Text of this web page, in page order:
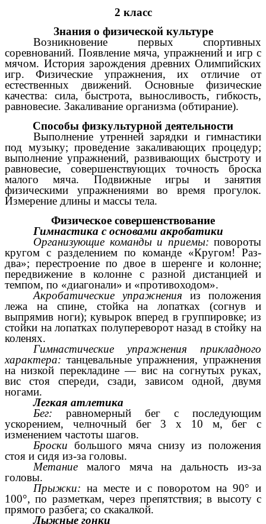
2 класс
Знания о физической культуре
Возникновение первых спортивных
соревнований. Появление мяча, упражнений и игр с
мячом. История зарождения древних Олимпийских
игр. Физические упражнения, их отличие от
естественных движений. Основные физические
качества: сила, быстрота, выносливость, гибкость,
равновесие. Закаливание организма (обтирание).
Способы физкультурной деятельности
Выполнение утренней зарядки и гимнастики
под музыку; проведение закаливающих процедур;
выполнение упражнений, развивающих быстроту и
равновесие, совершенствующих точность броска
малого мяча. Подвижные игры и занятия
физическими упражнениями во время прогулок.
Измерение длины и массы тела.
Физическое совершенствование
Гимнастика с основами акробатики
Организующие команды и приемы: повороты
кругом с разделением по команде «Кругом! Раз-
два»; перестроение по двое в шеренге и колонне;
передвижение в колонне с разной дистанцией и
темпом, по «диагонали» и «противоходом».
Акробатические упражнения из положения
лежа на спине, стойка на лопатках (согнув и
выпрямив ноги); кувырок вперед в группировке; из
стойки на лопатках полупереворот назад в стойку на
коленях.
Гимнастические упражнения прикладного
характера: танцевальные упражнения, упражнения
на низкой перекладине — вис на согнутых руках,
вис стоя спереди, сзади, зависом одной, двумя
ногами.
Легкая атлетика
Бег: равномерный бег с последующим
ускорением, челночный бег 3 х 10 м, бег с
изменением частоты шагов.
Броски большого мяча снизу из положения
стоя и сидя из-за головы.
Метание малого мяча на дальность из-за
головы.
Прыжки: на месте и с поворотом на 90° и
100°, по разметкам, через препятствия; в высоту с
прямого разбега; со скакалкой.
Лыжные гонки